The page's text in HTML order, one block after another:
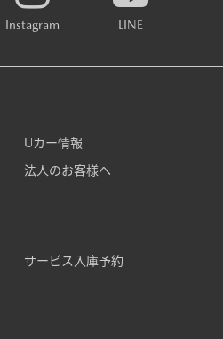
Instagram LINE
Uカー情報
法人のお客様へ
サービス入庫予約